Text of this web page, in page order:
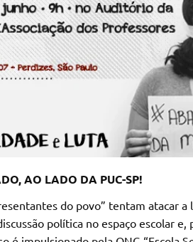
AO LADO DA PUC-SP!
do povo” tentam atacar
política no espaço escolar